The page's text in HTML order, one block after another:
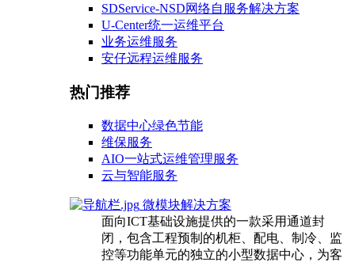
SDService-NSD网络自服务解决方案
U-Center统一运维平台
业务运维服务
安仔远程运维服务
热门推荐
数据中心绿色节能
维保服务
AIO一站式运维管理服务
云与智能服务
微模块解决方案
面向ICT基础设施提供的一款采用通道封
闭，包含工程预制的机柜、配电、制冷、监
控等功能单元的独立的小型数据中心，为客